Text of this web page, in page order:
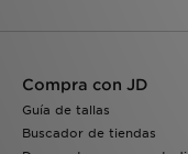
Compra con JD
Guía de tallas
Buscador de tiendas